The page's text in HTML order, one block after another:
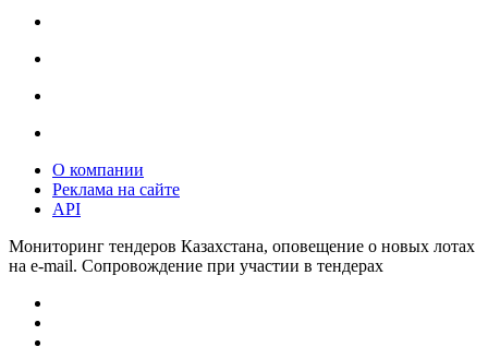
О компании
Реклама на сайте
API
Мониторинг тендеров Казахстана, оповещение о новых лотах
на e-mail. Сопровождение при участии в тендерах